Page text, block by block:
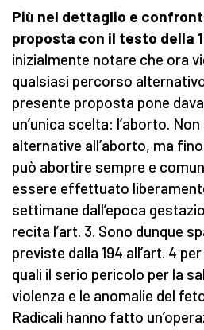
Più nel dettaglio e
proposta con il testo della
inizialmente notare che ora
qualsiasi percorso
presente proposta pone
un’unica scelta: l’aborto.
alternative all’aborto, ma
può abortire sempre e
essere effettuato
settimane dall’epoca
recita l’art. 3. Sono dunque
previste dalla 194 all’art. 4
quali il serio pericolo per la
violenza e le anomalie del
Radicali hanno fatto